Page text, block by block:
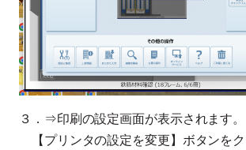
３．⇒印刷の設定画面が表示されます。
【プリンタの設定を変更】ボタンをク